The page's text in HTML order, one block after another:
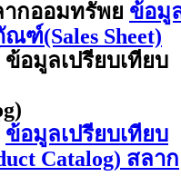
ากออมทรัพย ข้อมู
ฑ์(Sales Sheet)
ข้อมูลเปรียบเทียบ
ข้อมูลเปรียบเทียบ
Catalog) สลาก